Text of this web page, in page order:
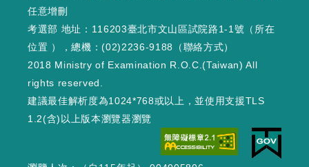
任意增刪
考選部 地址：116203臺北市文山區試院路1-1號（ 所在
位置 ），總機：(02)2236-9188（聯絡方式）
2018 Ministry of Examination R.O.C.(Taiwan) All
rights reserved.
建議最佳解析度為1024*768或以上，並使用支援TLS
1.2(含)以上版本瀏覽器瀏覽